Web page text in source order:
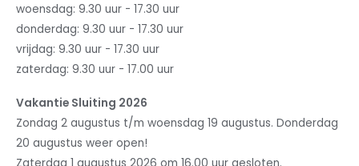
woensdag: 9.30 uur - 17.30 uur
donderdag: 9.30 uur - 17.30 uur
vrijdag: 9.30 uur - 17.30 uur
zaterdag: 9.30 uur - 17.00 uur
Vakantie Sluiting 2026
Zondag 2 augustus t/m woensdag 19 augustus. Donderdag
20 augustus weer open!